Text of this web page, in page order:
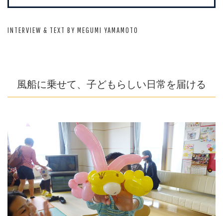
INTERVIEW & TEXT BY MEGUMI YAMAMOTO
風船に乗せて、子どもらしい日常を届ける